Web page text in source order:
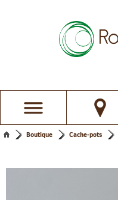
Boutique Cache-pots